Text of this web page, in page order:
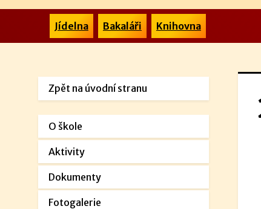
Jídelna Bakaláři Knihovna
Zpět na úvodní stranu
O škole
Aktivity
Dokumenty
Fotogalerie